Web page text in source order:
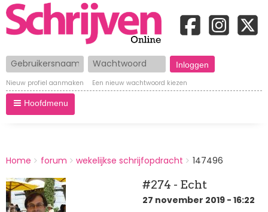
Gebruikersnaam Wachtwoord
Nieuw profiel aanmaken Een nieuw wachtwoord kiezen
Hoofdmenu
BREADCRUMBS
You
here:
Home forum wekelijkse schrijfopdracht 147496
#274 - Echt
27 november 2019 - 16:22